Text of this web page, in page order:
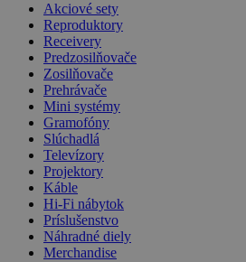
Akciové sety
Reproduktory
Receivery
Predzosilňovače
Zosilňovače
Prehrávače
Mini systémy
Gramofóny
Slúchadlá
Televízory
Projektory
Káble
Hi-Fi nábytok
Príslušenstvo
Náhradné diely
Merchandise